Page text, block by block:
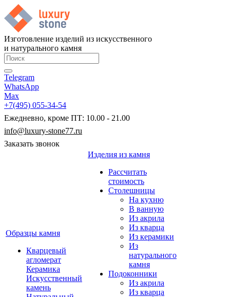
Изготовление изделий из искусственного
и натурального камня
Telegram
WhatsApp
Max
+7(495) 055-34-54
Ежедневно, кроме ПТ: 10.00 - 21.00
info@luxury-stone77.ru
Заказать звонок
Образцы камня
Кварцевый
агломерат
Керамика
Искусственный
камень
Изделия из камня
Рассчитать
стоимость
Столешницы
На кухню
В ванную
Из акрила
Из кварца
Из керамики
Из
натурального
камня
Подоконники
Из акрила
Из кварца